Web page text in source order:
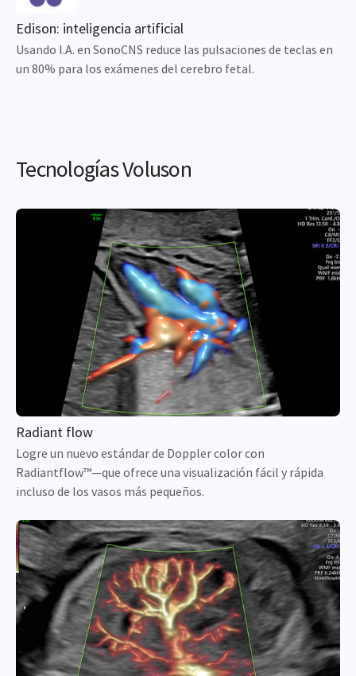
Edison: inteligencia artificial
Usando I.A. en SonoCNS reduce las pulsaciones de teclas en
un 80% para los exámenes del cerebro fetal.
Tecnologías Voluson
Radiant flow
Logre un nuevo estándar de Doppler color con
Radiantflow™—que ofrece una visualización fácil y rápida
incluso de los vasos más pequeños.